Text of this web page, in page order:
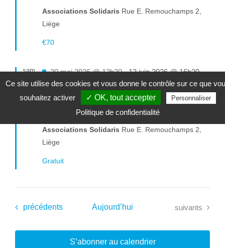
Associations Solidaris Rue E. Remouchamps 2,
Liège
€70
sam
Voix en action : Exprimez-vous, impactez le
monde !
Mis
en
avant
30 mai 2026 @ 13h30-13 juin 2026 @ 16h30
Associations Solidaris Rue E. Remouchamps 2,
Liège
Gratuit
Évènements
précédents Aujourd’hui Évènements
suivants
S’abonner au calendrier
Ce site utilise des cookies et vous donne le contrôle sur ce que
souhaitez activer
✓ OK, tout accepter Personnaliser
Politique de confidentialité